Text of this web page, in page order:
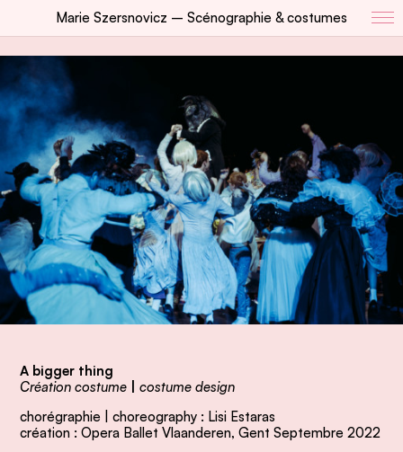
Marie Szersnovicz – Scénographie & costumes
A bigger thing
Création costume
costume design
chorégraphie | choreography : Lisi Estaras
création : Opera Ballet Vlaanderen, Gent Septembre 2022